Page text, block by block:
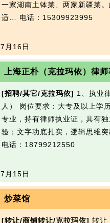
一家湖南土钵菜、两家新疆菜
适… 电话：15309923995
7月16日
上海正朴（克拉玛依）律
[招聘/其它/克拉玛依] 1、执业
人） 岗位要求：大专及以上学
专业，持有律师执业证，具有
验；文字功底扎实，逻辑思维
电话：18799212550
7月15日
炒菜馆
[转让/商铺转让/克拉玛依] 转让